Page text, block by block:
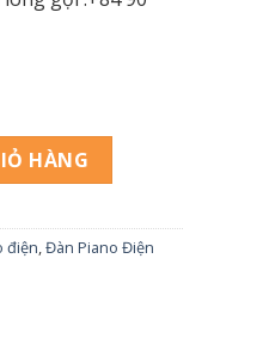
DGP1 số lượng
HÀNG
điện,Đàn Piano Điện